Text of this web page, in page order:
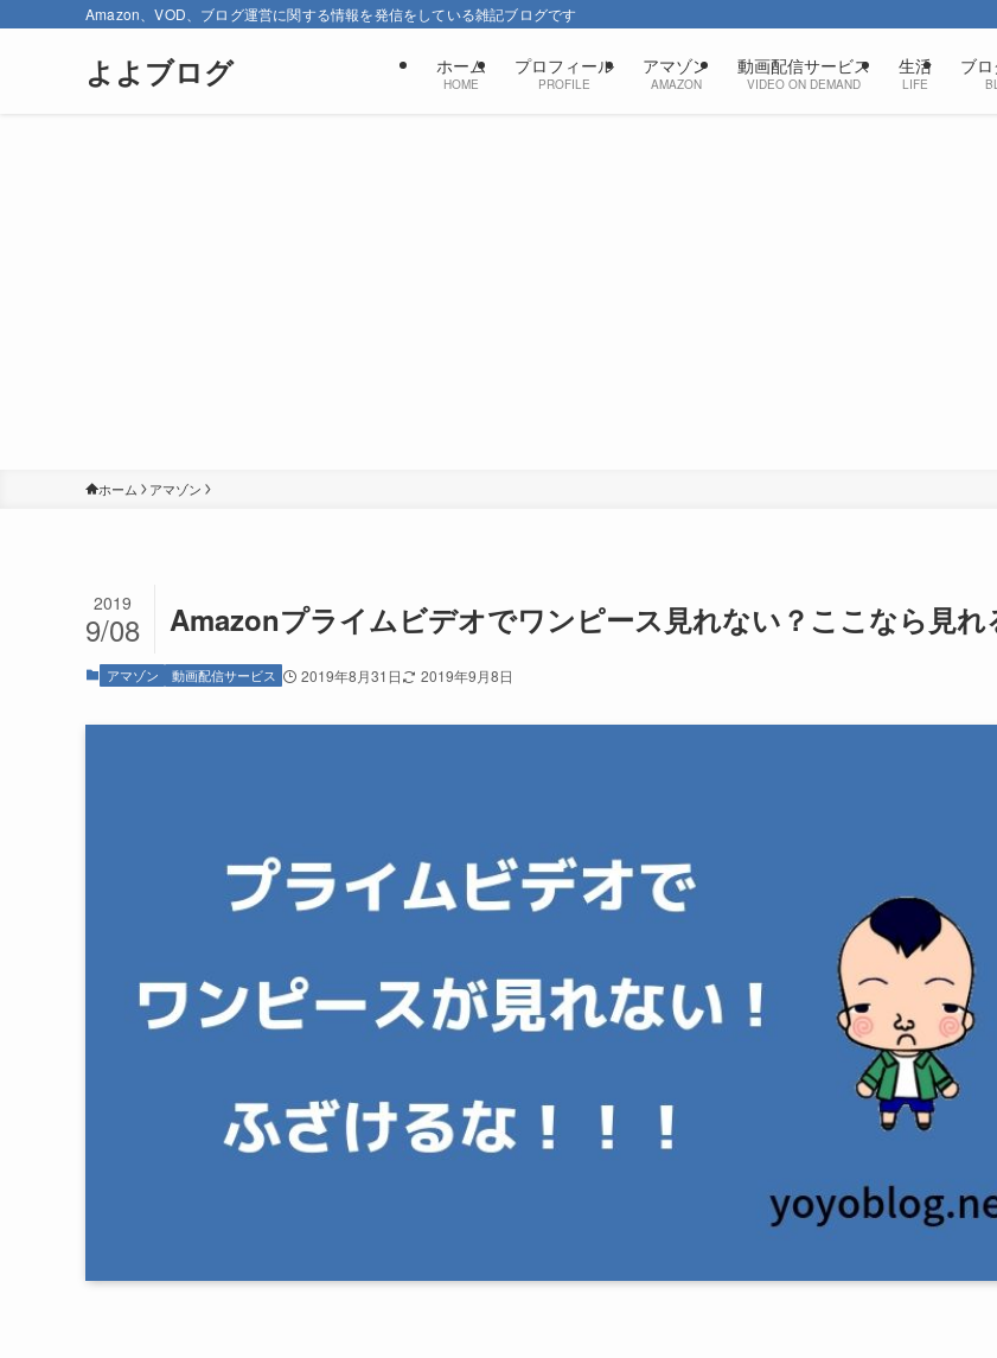
Amazon、VOD、ブログ運営に関する情報を発信をしている雑記ブログです
よよブログ ホーム
HOME
プロフィール
PROFILE
アマゾン
AMAZON
動画配信サービス
VIDEO ON DEMAND
生活
LIFE
ブ
ホーム アマゾン
Amazonプライムビデオでワンピース見れない？ここなら見れ
2019
9/08
アマゾン 動画配信サービス 2019年8月31日 2019年9月8日